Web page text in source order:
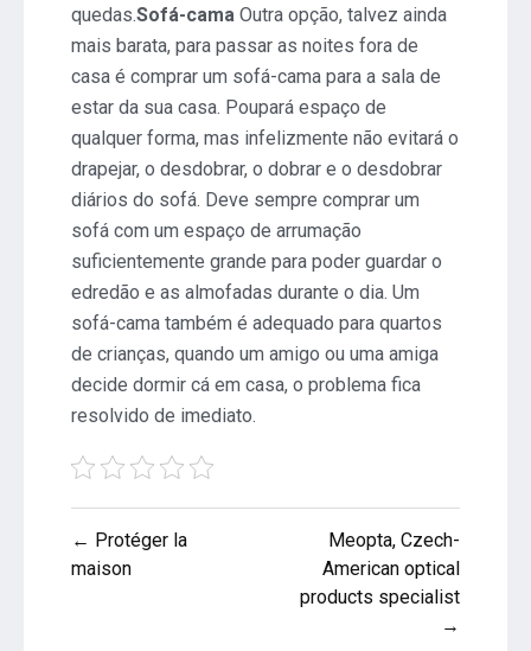
quedas.Sofá-cama Outra opção, talvez ainda
mais barata, para passar as noites fora de
casa é comprar um sofá-cama para a sala de
estar da sua casa. Poupará espaço de
qualquer forma, mas infelizmente não evitará o
drapejar, o desdobrar, o dobrar e o desdobrar
diários do sofá. Deve sempre comprar um
sofá com um espaço de arrumação
suficientemente grande para poder guardar o
edredão e as almofadas durante o dia. Um
sofá-cama também é adequado para quartos
de crianças, quando um amigo ou uma amiga
decide dormir cá em casa, o problema fica
resolvido de imediato.
Post
navigation
← Protéger la
maison
Meopta, Czech-
American optical
products specialist
→